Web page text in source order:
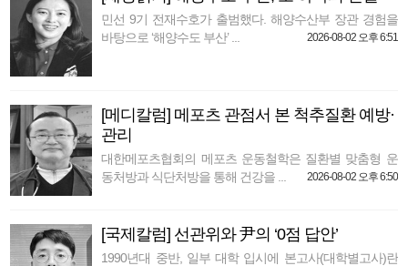
민선 9기 전재수호가 출범했다. 해양수산부 장관 경험을
바탕으로 ‘해양수도 부산’ ...
2026-08-02 오후 6:51
[메디칼럼] 메포츠 관점서 본 척추질환 예방·
관리
대한메포츠협회의 메포츠 운동철학은 질환별 맞춤형 운
동처방과 식단처방을 통해 건강을 ...
2026-08-02 오후 6:50
[국제칼럼] 선관위와 尹의 ‘0점 답안’
1990년대 중반, 일부 대학 입시에 본고사(대학별고사)란